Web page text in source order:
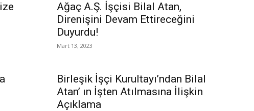
Ağaç A.Ş. İşçisi Bilal Atan,
Direnişini Devam Ettireceğini
Duyurdu!
Mart 13, 2023
Birleşik İşçi Kurultayı’ndan Bilal
Atan’ ın İşten Atılmasına İlişkin
Açıklama